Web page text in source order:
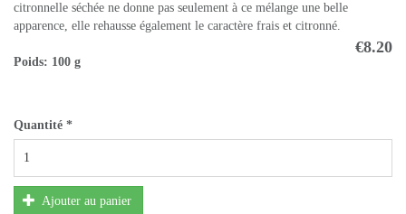
citronnelle séchée ne donne pas seulement à ce mélange une belle
apparence, elle rehausse également le caractère frais et citronné.
€8.20
Poids: 100 g
Quantité *
Ajouter au panier